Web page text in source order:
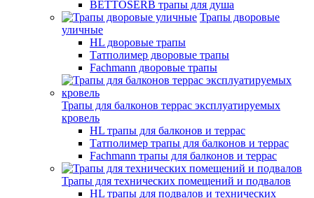
BETTOSERB трапы для душа
Трапы дворовые
уличные
HL дворовые трапы
Татполимер дворовые трапы
Fachmann дворовые трапы
Трапы для балконов террас эксплуатируемых
кровель
HL трапы для балконов и террас
Татполимер трапы для балконов и террас
Fachmann трапы для балконов и террас
Трапы для технических помещений и подвалов
HL трапы для подвалов и технических